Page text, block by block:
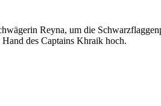
Reyna, um die
des Captains Khraik hoch.